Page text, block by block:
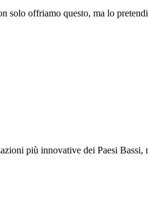
offriamo questo, ma lo
più innovative dei Paesi